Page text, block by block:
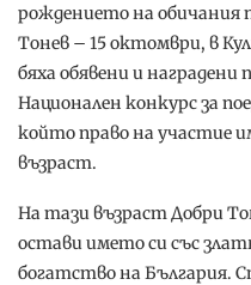
рождението на обичания
Тонев – 15 октомври, в
бяха обявени и
Национален конкурс за
който право на участие
възраст.
На тази възраст Добри
остави името си със
богатство на България.